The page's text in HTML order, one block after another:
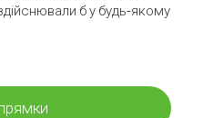
б у будь-якому